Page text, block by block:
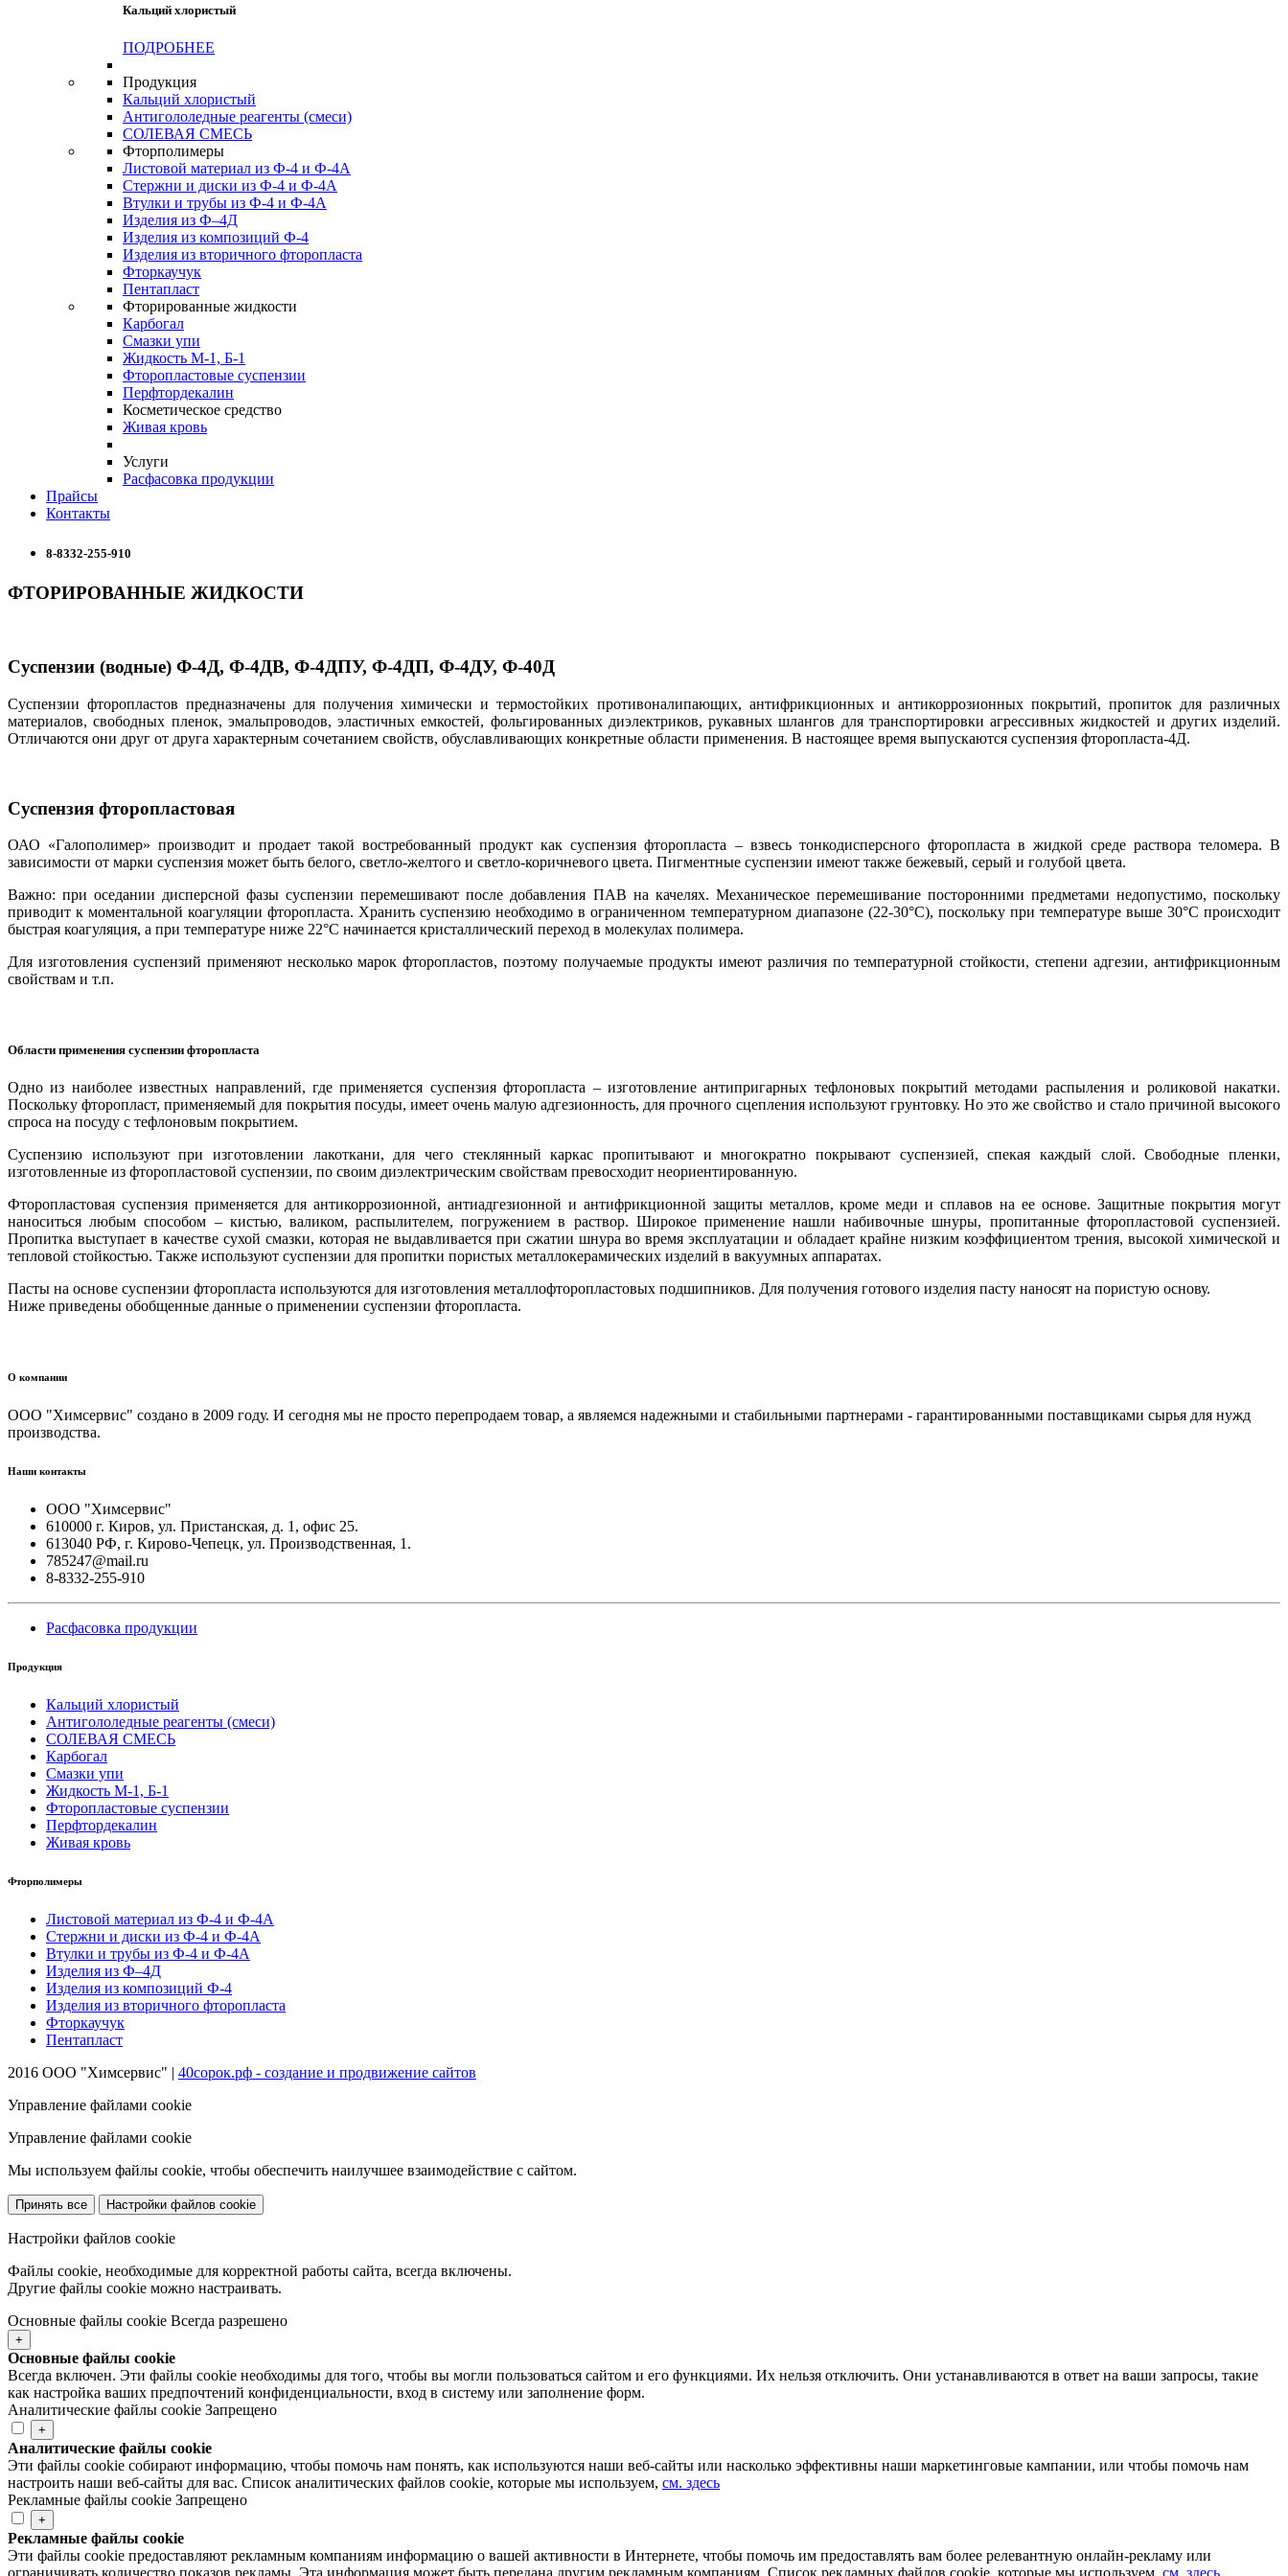
Кальций хлористый
ПОДРОБНЕЕ
Продукция
Кальций хлористый
Антигололедные реагенты (смеси)
СОЛЕВАЯ СМЕСЬ
Фторполимеры
Листовой материал из Ф-4 и Ф-4А
Стержни и диски из Ф-4 и Ф-4А
Втулки и трубы из Ф-4 и Ф-4А
Изделия из Ф–4Д
Изделия из композиций Ф-4
Изделия из вторичного фторопласта
Фторкаучук
Пентапласт
Фторированные жидкости
Карбогал
Смазки упи
Жидкость М-1, Б-1
Фторопластовые суспензии
Перфтордекалин
Косметическое средство
Живая кровь
Услуги
Расфасовка продукции
Прайсы
Контакты
8-8332-255-910
ФТОРИРОВАННЫЕ ЖИДКОСТИ
Суспензии (водные) Ф-4Д, Ф-4ДВ, Ф-4ДПУ, Ф-4ДП, Ф-4ДУ, Ф-40Д
Суспензии фторопластов предназначены для получения химически и термостойких противоналипающих, антифрикционных и антикоррозионных покрытий, пропиток для различных
материалов, свободных пленок, эмальпроводов, эластичных емкостей, фольгированных диэлектриков, рукавных шлангов для транспортировки агрессивных жидкостей и других изделий.
Отличаются они друг от друга характерным сочетанием свойств, обуславливающих конкретные области применения. В настоящее время выпускаются суспензия фторопласта-4Д.
Суспензия фторопластовая
ОАО «Галополимер» производит и продает такой востребованный продукт как суспензия фторопласта – взвесь тонкодисперсного фторопласта в жидкой среде раствора теломера. В
зависимости от марки суспензия может быть белого, светло-желтого и светло-коричневого цвета. Пигментные суспензии имеют также бежевый, серый и голубой цвета.
Важно: при оседании дисперсной фазы суспензии перемешивают после добавления ПАВ на качелях. Механическое перемешивание посторонними предметами недопустимо, поскольку
приводит к моментальной коагуляции фторопласта. Хранить суспензию необходимо в ограниченном температурном диапазоне (22-30°С), поскольку при температуре выше 30°С происходит
быстрая коагуляция, а при температуре ниже 22°С начинается кристаллический переход в молекулах полимера.
Для изготовления суспензий применяют несколько марок фторопластов, поэтому получаемые продукты имеют различия по температурной стойкости, степени адгезии, антифрикционным
свойствам и т.п.
Области применения суспензии фторопласта
Одно из наиболее известных направлений, где применяется суспензия фторопласта – изготовление антипригарных тефлоновых покрытий методами распыления и роликовой накатки.
Поскольку фторопласт, применяемый для покрытия посуды, имеет очень малую адгезионность, для прочного сцепления используют грунтовку. Но это же свойство и стало причиной высокого
спроса на посуду с тефлоновым покрытием.
Суспензию используют при изготовлении лакоткани, для чего стеклянный каркас пропитывают и многократно покрывают суспензией, спекая каждый слой. Свободные пленки,
изготовленные из фторопластовой суспензии, по своим диэлектрическим свойствам превосходит неориентированную.
Фторопластовая суспензия применяется для антикоррозионной, антиадгезионной и антифрикционной защиты металлов, кроме меди и сплавов на ее основе. Защитные покрытия могут
наноситься любым способом – кистью, валиком, распылителем, погружением в раствор. Широкое применение нашли набивочные шнуры, пропитанные фторопластовой суспензией.
Пропитка выступает в качестве сухой смазки, которая не выдавливается при сжатии шнура во время эксплуатации и обладает крайне низким коэффициентом трения, высокой химической и
тепловой стойкостью. Также используют суспензии для пропитки пористых металлокерамических изделий в вакуумных аппаратах.
Пасты на основе суспензии фторопласта используются для изготовления металлофторопластовых подшипников. Для получения готового изделия пасту наносят на пористую основу.
Ниже приведены обобщенные данные о применении суспензии фторопласта.
О компании
ООО "Химсервис" создано в 2009 году. И сегодня мы не просто перепродаем товар, а являемся надежными и стабильными партнерами - гарантированными поставщиками сырья для нужд
производства.
Наши контакты
ООО "Химсервис"
610000 г. Киров, ул. Пристанская, д. 1, офис 25.
613040 РФ, г. Кирово-Чепецк, ул. Производственная, 1.
785247@mail.ru
8-8332-255-910
Расфасовка продукции
Продукция
Кальций хлористый
Антигололедные реагенты (смеси)
СОЛЕВАЯ СМЕСЬ
Карбогал
Смазки упи
Жидкость М-1, Б-1
Фторопластовые суспензии
Перфтордекалин
Живая кровь
Фторполимеры
Листовой материал из Ф-4 и Ф-4А
Стержни и диски из Ф-4 и Ф-4А
Втулки и трубы из Ф-4 и Ф-4А
Изделия из Ф–4Д
Изделия из композиций Ф-4
Изделия из вторичного фторопласта
Фторкаучук
Пентапласт
2016 ООО "Химсервис" | 40сорок.рф - создание и продвижение сайтов
Управление файлами cookie
Управление файлами cookie
Мы используем файлы cookie, чтобы обеспечить наилучшее взаимодействие с сайтом.
Принять все Настройки файлов cookie
Настройки файлов cookie
Файлы cookie, необходимые для корректной работы сайта, всегда включены.
Другие файлы cookie можно настраивать.
Основные файлы cookie Всегда разрешено
+
Основные файлы cookie
Всегда включен. Эти файлы cookie необходимы для того, чтобы вы могли пользоваться сайтом и его функциями. Их нельзя отключить. Они устанавливаются в ответ на ваши запросы, такие
как настройка ваших предпочтений конфиденциальности, вход в систему или заполнение форм.
Аналитические файлы cookie Запрещено
+
Аналитические файлы cookie
Эти файлы cookie собирают информацию, чтобы помочь нам понять, как используются наши веб-сайты или насколько эффективны наши маркетинговые кампании, или чтобы помочь нам
настроить наши веб-сайты для вас. Список аналитических файлов cookie, которые мы используем, см. здесь
Рекламные файлы cookie Запрещено
+
Рекламные файлы cookie
Эти файлы cookie предоставляют рекламным компаниям информацию о вашей активности в Интернете, чтобы помочь им предоставлять вам более релевантную онлайн-рекламу или
ограничивать количество показов рекламы. Эта информация может быть передана другим рекламным компаниям. Список рекламных файлов cookie, которые мы используем, см. здесь